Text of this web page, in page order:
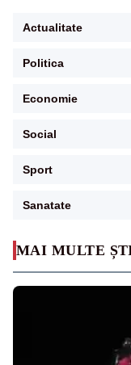
MAI MULTE
Actualitate
Politica
Economie
Social
Sport
Sanatate